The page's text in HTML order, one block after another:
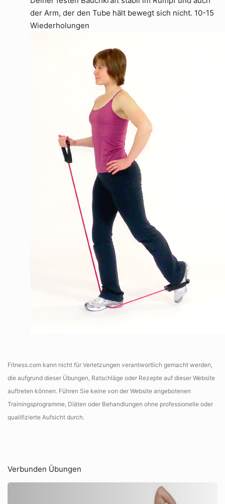
der Arm, der den Tube hält bewegt sich nicht. 10-15
Wiederholungen
Fitness.com kann nicht für Verletzungen verantwortlich gemacht werden,
die aufgrund dieser Übungen, Ratschläge oder Rezepte auf dieser Website
auftreten können. Führen Sie keine von der Website angebotenen
Trainingsprogramme, Diäten oder Behandlungen ohne professionelle oder
qualifizierte Aufsicht durch.
Verbunden Übungen